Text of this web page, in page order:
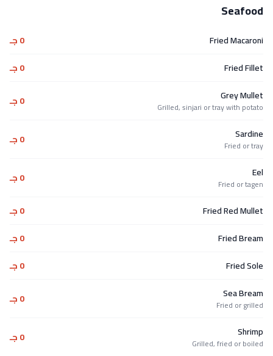
Seafood
Fried Macaroni
0 جـ
Fried Fillet
0 جـ
Grey Mullet
Grilled, sinjari or tray with potato 0 جـ
Sardine
Fried or tray 0 جـ
Eel
Fried or tagen 0 جـ
Fried Red Mullet
0 جـ
Fried Bream
0 جـ
Fried Sole
0 جـ
Sea Bream
Fried or grilled 0 جـ
Shrimp
Grilled, fried or boiled 0 جـ